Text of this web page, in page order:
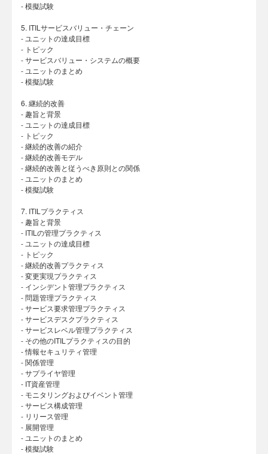
- 模擬試験
5. ITILサービスバリュー・チェーン
- ユニットの達成目標
- トピック
- サービスバリュー・システムの概要
- ユニットのまとめ
- 模擬試験
6. 継続的改善
- 趣旨と背景
- ユニットの達成目標
- トピック
- 継続的改善の紹介
- 継続的改善モデル
- 継続的改善と従うべき原則との関係
- ユニットのまとめ
- 模擬試験
7. ITILプラクティス
- 趣旨と背景
- ITILの管理プラクティス
- ユニットの達成目標
- トピック
- 継続的改善プラクティス
- 変更実現プラクティス
- インシデント管理プラクティス
- 問題管理プラクティス
- サービス要求管理プラクティス
- サービスデスクプラクティス
- サービスレベル管理プラクティス
- その他のITILプラクティスの目的
- 情報セキュリティ管理
- 関係管理
- サプライヤ管理
- IT資産管理
- モニタリングおよびイベント管理
- サービス構成管理
- リリース管理
- 展開管理
- ユニットのまとめ
- 模擬試験